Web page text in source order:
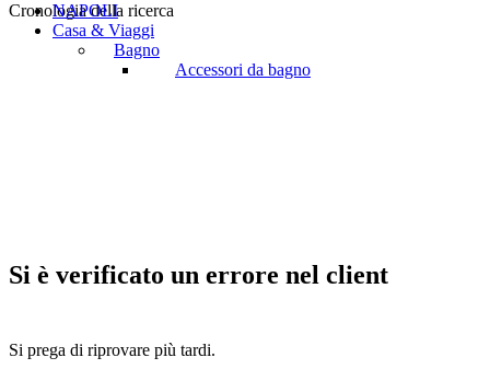
Cronologia della ricerca
NAPOLI
Casa & Viaggi
Bagno
Accessori da bagno
Si è verificato un errore nel client
Si prega di riprovare più tardi.